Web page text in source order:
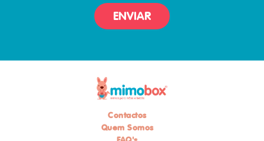
ENVIAR
Contactos
Quem Somos